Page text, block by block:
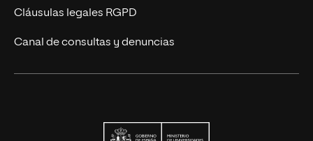
Cláusulas legales RGPD
Canal de consultas y denuncias